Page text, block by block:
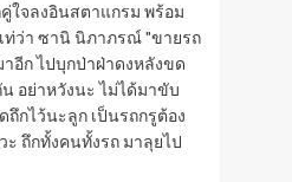
ใจลงอินสตาแกรม พร้อม
ท่ว่า ซานิ นิภาภรณ์ "ขายรถ
อีก ไปบุกป่าฝ่าดงหลังขด
อย่าหวังนะ ไม่ได้มาขับ
ถึกไว้นะลูก เป็นรถกรูต้อง
ะ ถึกทั้งคนทั้งรถ มาลุยไป